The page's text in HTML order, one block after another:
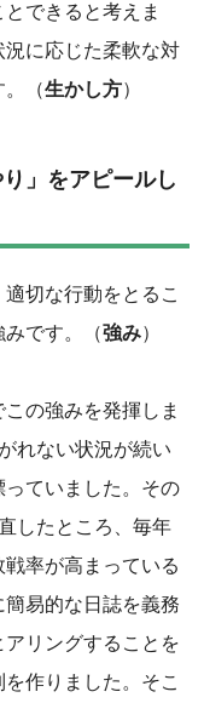
できると考えま
に応じた柔軟な対
。（生かし方）
」をアピールし
切な行動をとるこ
です。（強み）
の強みを発揮しま
れない状況が続い
ていました。その
したところ、毎年
率が高まっている
易的な日誌を義務
リングすることを
作りました。そこ